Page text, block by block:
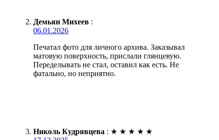
Демьян Михеев :
06.01.2026
Печатал фото для личного архива. Заказывал
матовую поверхность, прислали глянцевую.
Переделывать не стал, оставил как есть. Не
фатально, но неприятно.
Николь Кудрявцева : ★ ★ ★ ★ ★